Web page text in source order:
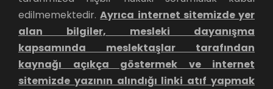
edilmemektedir.Ayrıca internet sitemizde yer
alan bilgiler, mesleki dayanışma
kapsamında meslektaşlar tarafından
kaynağı açıkça göstermek ve internet
sitemizde yazının alındığı linki atıf yapmak